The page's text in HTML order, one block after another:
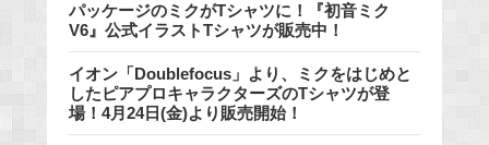
パッケージのミクがTシャツに！『初音ミク
V6』公式イラストTシャツが販売中！
イオン「Doublefocus」より、ミクをはじめと
したピアプロキャラクターズのTシャツが登
場！4月24日(金)より販売開始！